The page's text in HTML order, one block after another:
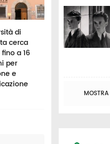
di
cerca
a 16
per
e
Università di
Camerino,